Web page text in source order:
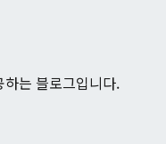
는 블로그입니다.